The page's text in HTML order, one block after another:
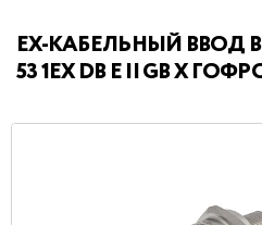
ЕХ-КАБЕЛЬНЫЙ ВВОД
53 1EX DB E II GB X